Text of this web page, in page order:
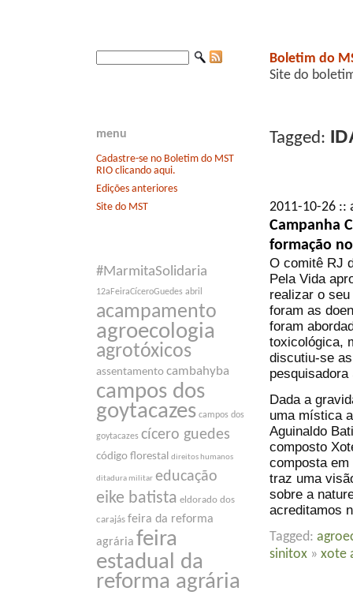
menu
Cadastre-se no Boletim do MST
RIO clicando aqui.
Edições anteriores
Site do MST
#MarmitaSolidaria
12aFeiraCíceroGuedes abril
acampamento
agroecologia
agrotóxicos
assentamento cambahyba
campos dos
goytacazes campos dos
goytacazes cícero guedes
código florestal direitos humanos
ditadura militar educação
eike batista eldorado dos
carajás feira da reforma
agrária feira
estadual da
reforma agrária
Boletim do
Site do
Tagged:
2011-10-26
Campanha
formação
O comitê RJ
Pela Vida
realizar o
foram as
foram
toxicológica,
discutiu-se
Dada a
uma mística
Aguinaldo
composto
composta
traz uma
sobre a
acreditamos
Tagged:
sinitox » xote